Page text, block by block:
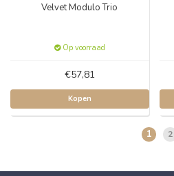
Velvet Modulo Trio
Op voorraad
€57,81
Kopen
1 2